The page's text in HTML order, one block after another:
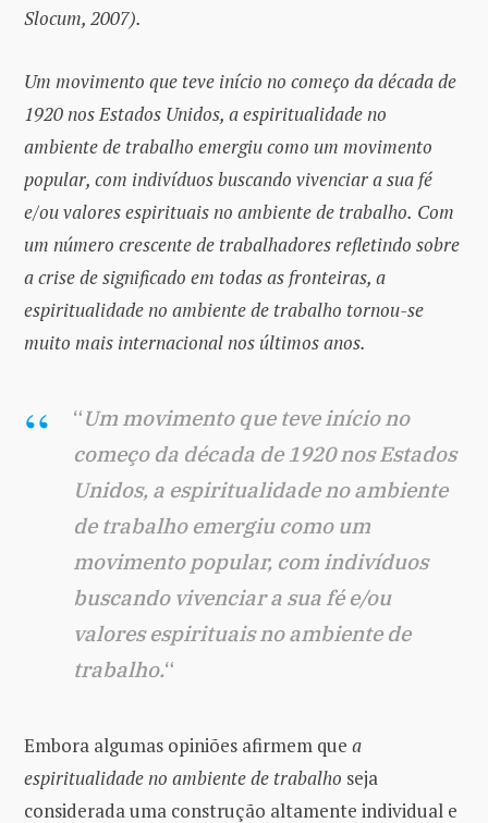
Slocum, 2007).
Um movimento que teve início no começo da década de
1920 nos Estados Unidos, a espiritualidade no
ambiente de trabalho emergiu como um movimento
popular, com indivíduos buscando vivenciar a sua fé
e/ou valores espirituais no ambiente de trabalho. Com
um número crescente de trabalhadores refletindo sobre
a crise de significado em todas as fronteiras, a
espiritualidade no ambiente de trabalho tornou-se
muito mais internacional nos últimos anos.
“Um movimento que teve início no
começo da década de 1920 nos Estados
Unidos, a espiritualidade no ambiente
de trabalho emergiu como um
movimento popular, com indivíduos
buscando vivenciar a sua fé e/ou
valores espirituais no ambiente de
trabalho.“
Embora algumas opiniões afirmem que a
espiritualidade no ambiente de trabalho seja
considerada uma construção altamente individual e